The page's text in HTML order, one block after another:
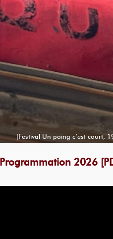
[Festival Un poing c’est court,
Programmation 2026